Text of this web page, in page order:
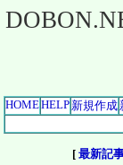
HOMEHELP 新規作成
[ 最新記